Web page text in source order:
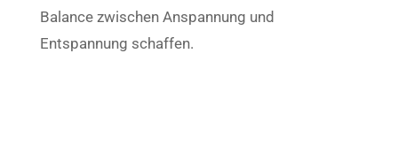
Balance zwischen Anspannung und
Entspannung schaffen.